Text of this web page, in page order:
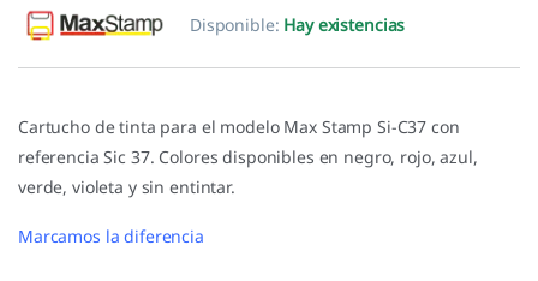
5.00de 5 en
base a
valoracione
Disponible: Hay existencias
Cartucho de tinta para el modelo Max Stamp Si-C37 con
referencia Sic 37. Colores disponibles en negro, rojo, azul,
verde, violeta y sin entintar.
Marcamos la diferencia